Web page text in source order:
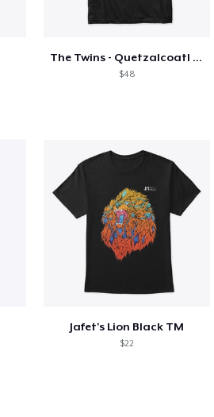
The Twins - Quetzalcoatl and Axolotl
$48
Jafet's Lion Black TM
$22